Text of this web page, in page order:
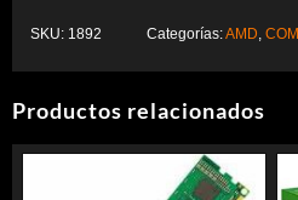
SKU: 1892 Categorías:AMD
Productos relacionados